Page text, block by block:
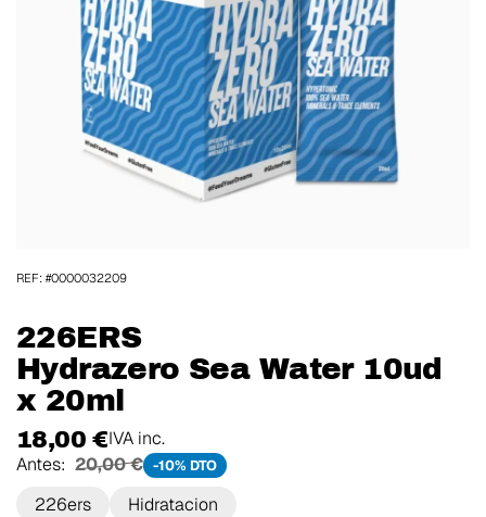
226ERS
Hydrazero Sea Water 10ud
x 20ml
18,00 €IVA inc.
Antes: 20,00 € -10% DTO
226ers Hidratacion
REF: #0000032209